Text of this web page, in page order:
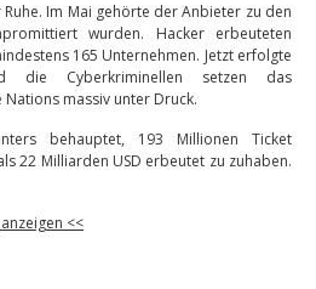
Im Mai gehörte der Anbieter zu den
wurden. Hacker erbeuteten
165 Unternehmen. Jetzt erfolgte
die Cyberkriminellen setzen das
massiv unter Druck.
behauptet, 193 Millionen Ticket
22 Milliarden USD erbeutet zu zuhaben.
<<